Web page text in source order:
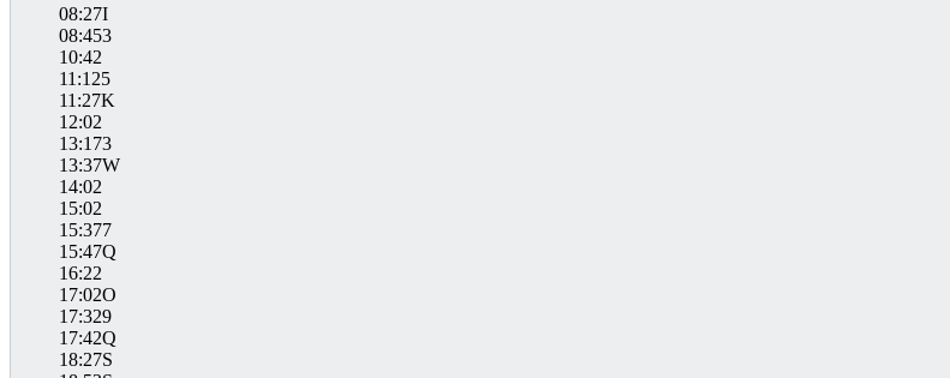
08:27I
08:453
10:42
11:125
11:27K
12:02
13:173
13:37W
14:02
15:02
15:377
15:47Q
16:22
17:02O
17:329
17:42Q
18:27S